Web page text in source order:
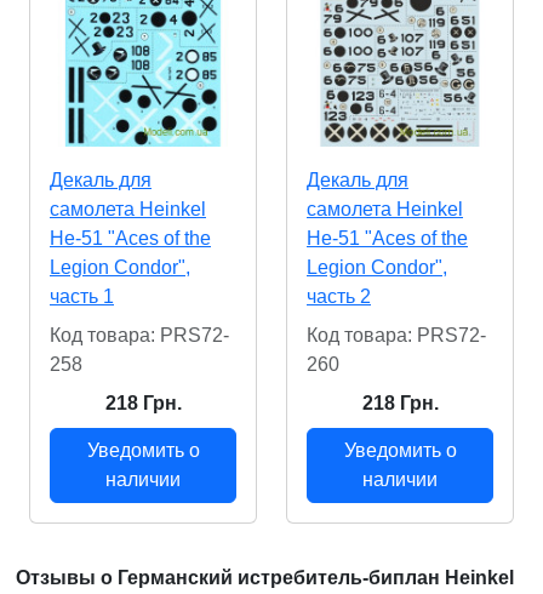
Декаль для
самолета Heinkel
He-51 "Aces of the
Legion Condor",
часть 1
Код товара: PRS72-
258
218 Грн.
Уведомить о
наличии
Декаль для
самолета Heinkel
He-51 "Aces of the
Legion Condor",
часть 2
Код товара: PRS72-
260
218 Грн.
Уведомить о
наличии
Отзывы о Германский истребитель-биплан Heinkel